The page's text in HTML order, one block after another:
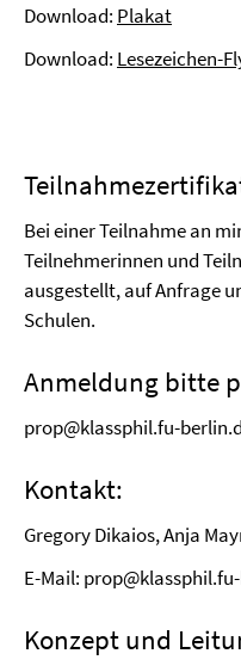
Download: Plakat
Download: Lesezeichen-
Bei einer Teilnahme an
Teilnehmerinnen und
ausgestellt, auf Anfrage
Schulen.
Anmeldung bitte
prop@klassphil.fu-
Kontakt:
Gregory Dikaios, Anja
E-Mail:
Konzept und